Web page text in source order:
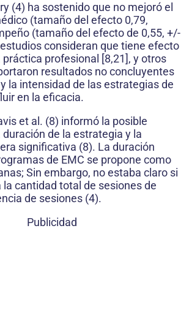
(4) ha sostenido que no mejoró el
(tamaño del efecto 0,79,
(tamaño del efecto de 0,55, +/-
consideran que tiene efecto
profesional [8,21], y otros
resultados no concluyentes
la intensidad de las estrategias de
en la eficacia.
et al. (8) informó la posible
de la estrategia y la
significativa (8). La duración
de EMC se propone como
Sin embargo, no estaba claro si
cantidad total de sesiones de
de sesiones (4).
Publicidad